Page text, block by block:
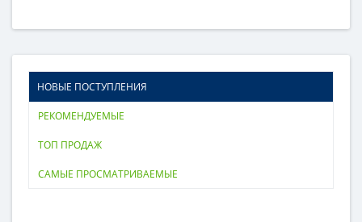
НОВЫЕ ПОСТУПЛЕНИЯ
РЕКОМЕНДУЕМЫЕ
ТОП ПРОДАЖ
САМЫЕ ПРОСМАТРИВАЕМЫЕ